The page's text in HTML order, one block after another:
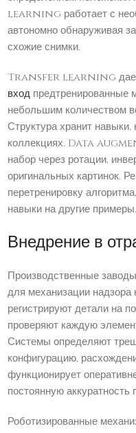
learning работает с
автономно обнаруживая
схожие снимки.
Transfer learning дает
вход предтренированные
небольшим количеством
Структура хранит
коллекциях. Data
набор через ротации,
оригинальных картинок.
перетренировку
навыки на другие примеры.
Внедрение в
Производственные
для механизации надзора
регистрируют детали на
проверяют каждую
Системы определяют
конфигурацию,
функционирует
постоянную аккуратность
Роботизированные